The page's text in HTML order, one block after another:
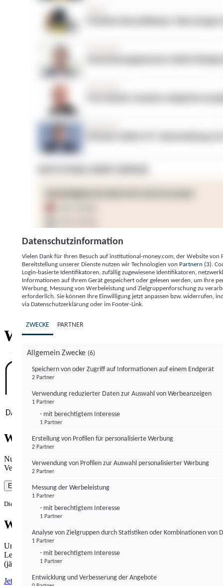
Institutional Money
ImpressumDatenschutzerklärung
Willkommen bei
Wie gewohnt mit Werbung lesen
Nutzen Sie institutional-money.com mit Ihrer Zustimmung zur
Verwendung von Cookies für Webanalyse und Werbemaßnahmen.
Einverstanden
Die Zustimmung ist jederzeit widerrufbar.
Werbefrei lesen
Unabhängiger Journalismus hat seinen Preis.
Lesen Sie institutional-money.com PUR für 33,99€ pro Monat
(jährliche Abrechnung).
Jetzt abonnieren
Datenschutzinformation
Vielen Dank für Ihren Besuch auf institutional-money.com, der Website von
Bereitstellung unserer Dienste nutzen wir Technologien von Partnern (3) .
Login-basierte Identifikatoren, zufällig zugewiesene Identifikatoren,
Informationen auf Ihrem Gerät gespeichert oder gelesen werden, um Ihre
Werbung, Messung von Werbeleistung und Zielgruppenforschung zu
erforderlich. Sie können Ihre Einwilligung jetzt anpassen bzw. widerrufen,
via Datenschutzerklärung oder im Footer-Link.
ZWECKE PARTNER
Allgemein Zwecke (6)
Speichern von oder Zugriff auf Informationen auf einem Endgerät
2 Partner
Verwendung reduzierter Daten zur Auswahl von Werbeanzeigen
1 Partner
- mit berechtigtem Interesse
1 Partner
Erstellung von Profilen für personalisierte Werbung
2 Partner
Verwendung von Profilen zur Auswahl personalisierter Werbung
2 Partner
Messung der Werbeleistung
1 Partner
- mit berechtigtem Interesse
1 Partner
Analyse von Zielgruppen durch Statistiken oder Kombinationen von
1 Partner
- mit berechtigtem Interesse
1 Partner
Entwicklung und Verbesserung der Angebote